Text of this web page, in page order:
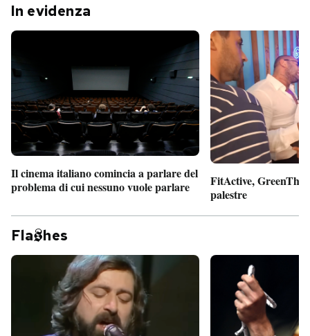
In evidenza
Il cinema italiano comincia a parlare del
problema di cui nessuno vuole parlare
FitActive,
palestre
Fla hes